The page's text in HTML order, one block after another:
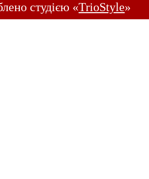
студією «TrioStyle»